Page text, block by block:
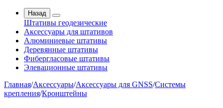
Назад
Штативы геодезические
Аксессуары для штативов
Алюминиевые штативы
Деревянные штативы
Фибергласовые штативы
Элевационные штативы
Главная/Аксессуары/Аксессуары для GNSS/Системы
крепления/Кронштейны